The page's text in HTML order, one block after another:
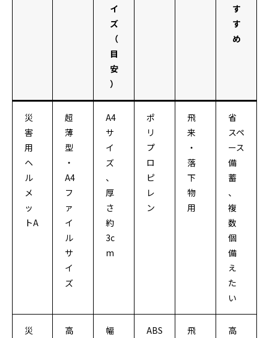
イ
ズ
（
目
安
）
す
す
め
災
害
用
ヘ
ル
メ
ッ
トA
超
薄
型
・
A4
フ
ァ
イ
ル
サ
イ
ズ
A4
サ
イ
ズ
、
厚
さ
約
3c
m
ポ
リ
プ
ロ
ピ
レ
ン
飛
来
・
落
下
物
用
省
スペ
ース
備
蓄
、
複
数
個
備
え
た
い
災
高
幅
ABS
飛
高